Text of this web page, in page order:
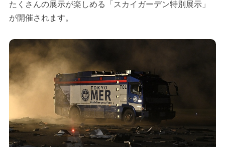
たくさんの展示が楽しめる「スカイガーデン特別展示」
が開催されます。